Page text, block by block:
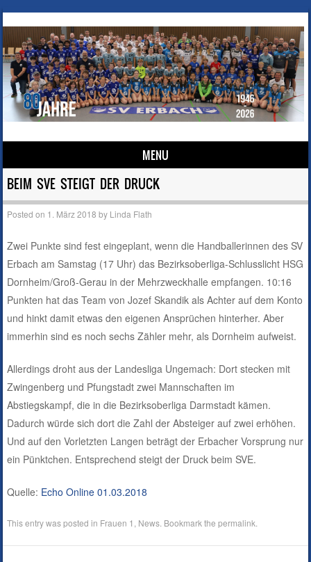
MENU
Skip to content
BEIM SVE STEIGT DER DRUCK
Posted on 1. März 2018 by Linda Flath
Zwei Punkte sind fest eingeplant, wenn die Handballerinnen des SV
Erbach am Samstag (17 Uhr) das Bezirksoberliga-Schlusslicht HSG
Dornheim/Groß-Gerau in der Mehrzweckhalle empfangen. 10:16
Punkten hat das Team von Jozef Skandik als Achter auf dem Konto
und hinkt damit etwas den eigenen Ansprüchen hinterher. Aber
immerhin sind es noch sechs Zähler mehr, als Dornheim aufweist.
Allerdings droht aus der Landesliga Ungemach: Dort stecken mit
Zwingenberg und Pfungstadt zwei Mannschaften im
Abstiegskampf, die in die Bezirksoberliga Darmstadt kämen.
Dadurch würde sich dort die Zahl der Absteiger auf zwei erhöhen.
Und auf den Vorletzten Langen beträgt der Erbacher Vorsprung nur
ein Pünktchen. Entsprechend steigt der Druck beim SVE.
Quelle: Echo Online 01.03.2018
This entry was posted in Frauen 1 News . Bookmark thepermalink